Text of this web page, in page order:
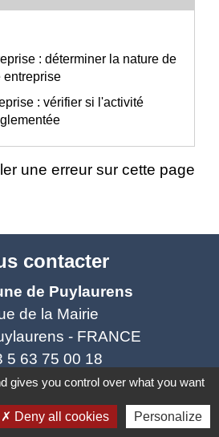
: déterminer la nature de
entreprise
: vérifier si l'activité
une erreur sur cette page
contacter
de Puylaurens
de la Mairie
- FRANCE
5 63 75 00 18
par formulaire
gives you control over what you want
Deny all cookies Personalize